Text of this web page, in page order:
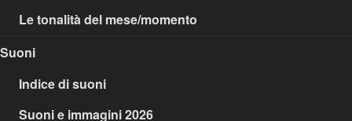
Le tonalità del mese/momento
Suoni
Indice di suoni
Suoni e immagini 2026